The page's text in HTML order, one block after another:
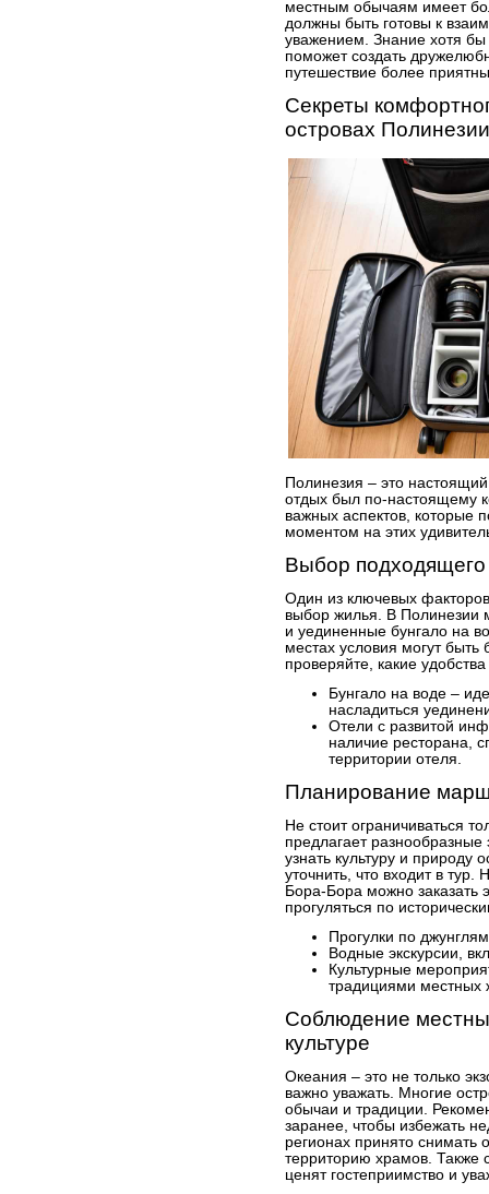
местным обычаям имеет
должны быть готовы к
уважением. Знание хотя
поможет создать
путешествие более
Секреты
островах Полинезии
Полинезия – это
отдых был по-настоящему
важных аспектов, которые
моментом на этих
Выбор
Один из ключевых
выбор жилья. В Полинезии
и уединенные бунгало на
местах условия могут
проверяйте, какие
Бунгало на воде –
насладиться
Отели с развитой
наличие ресторана,
территории отеля.
Планирование
Не стоит ограничиваться
предлагает
узнать культуру и природу
уточнить, что входит в тур.
Бора-Бора можно заказать
прогуляться по
Прогулки по
Водные экскурсии,
Культурные
традициями местных
Соблюдение
культуре
Океания – это не только
важно уважать. Многие
обычаи и традиции.
заранее, чтобы избежать
регионах принято снимать
территорию храмов. Также
ценят гостеприимство и